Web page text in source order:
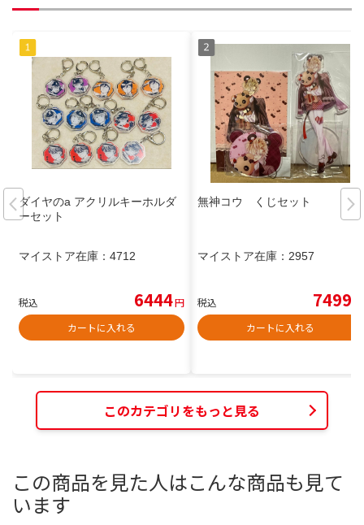
ダイヤのa アクリルキーホルダ
ーセット
マイストア在庫： 4712
税込 6444円
カートに入れる
無神コウ くじセット
マイストア在庫： 2957
税込 7499
カートに入れる
このカテゴリをもっと見る
この商品を見た人はこんな商品も見て
います